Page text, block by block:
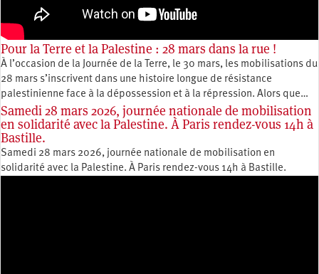
Pour la Terre et la Palestine : 28 mars dans la rue !
À l’occasion de la Journée de la Terre, le 30 mars, les mobilisations du
28 mars s’inscrivent dans une histoire longue de résistance
palestinienne face à la dépossession et à la répression. Alors que…
Samedi 28 mars 2026, journée nationale de mobilisation
en solidarité avec la Palestine. À Paris rendez-vous 14h à
Bastille.
Samedi 28 mars 2026, journée nationale de mobilisation en
solidarité avec la Palestine. À Paris rendez-vous 14h à Bastille.